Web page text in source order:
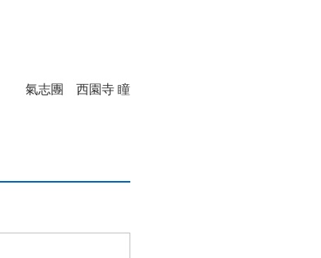
氣志團 西園寺 瞳